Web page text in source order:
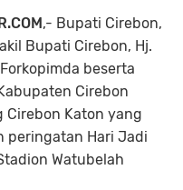
,- Bupati Cirebon,
Bupati Cirebon, Hj.
beserta
Cirebon
Cirebon Katon yang
peringatan Hari Jadi
Watubelah